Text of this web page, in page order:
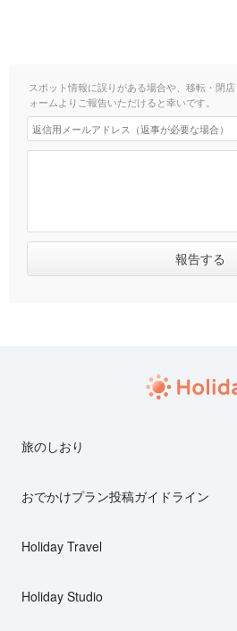
スポット情報に誤りがある場合や、移転・閉
ォームよりご報告いただけると幸いです。
旅のしおり
おでかけプラン投稿ガイドライン
Holiday Travel
Holiday Studio